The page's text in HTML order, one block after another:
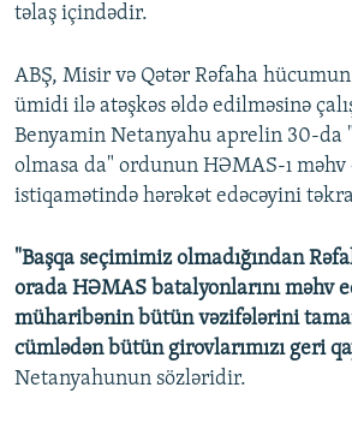
təlaş içindədir.
ABŞ, Misir və Qətər Rəfaha hücumun
ümidi ilə atəşkəs əldə edilməsinə
Benyamin Netanyahu aprelin 30-da
olmasa da" ordunun HƏMAS-ı
istiqamətində hərəkət edəcəyini
"Başqa seçimimiz olmadığından
orada HƏMAS batalyonlarını məhv
müharibənin bütün vəzifələrini
cümlədən bütün girovlarımızı geri
Netanyahunun sözləridir.